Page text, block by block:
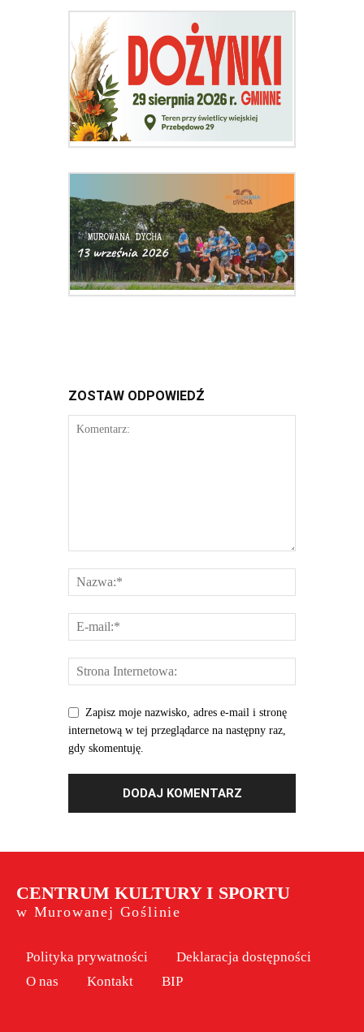
ZOSTAW ODPOWIEDŹ
Zapisz moje nazwisko, adres e-mail i stronę
internetową w tej przeglądarce na następny raz,
gdy skomentuję.
CENTRUM KULTURY I SPORTU
w Murowanej Goślinie
Polityka prywatności
Deklaracja dostępności
O nas
Kontakt BIP